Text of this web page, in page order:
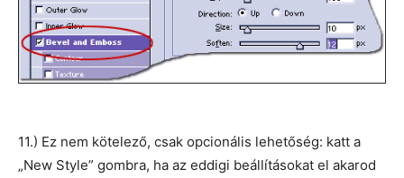
11.) Ez nem kötelező, csak opcionális lehetőség: katt a
„New Style” gombra, ha az eddigi beállításokat el akarod